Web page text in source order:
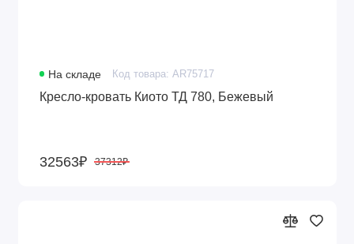
На складе Код товара: AR75717
Кресло-кровать Киото ТД 780, Бежевый
32563₽ 37312₽